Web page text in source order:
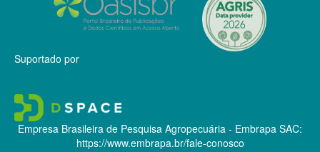
Suportado por
Empresa Brasileira de Pesquisa Agropecuária - Embrapa SAC:
https://www.embrapa.br/fale-conosco